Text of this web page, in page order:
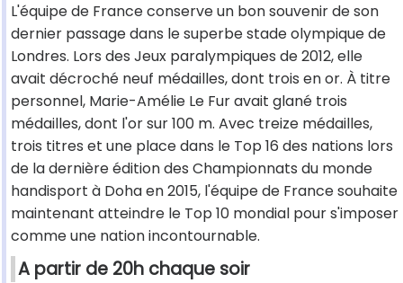
L'équipe de France conserve un bon souvenir de son
dernier passage dans le superbe stade olympique de
Londres. Lors des Jeux paralympiques de 2012, elle
avait décroché neuf médailles, dont trois en or. À titre
personnel, Marie-Amélie Le Fur avait glané trois
médailles, dont l'or sur 100 m. Avec treize médailles,
trois titres et une place dans le Top 16 des nations lors
de la dernière édition des Championnats du monde
handisport à Doha en 2015, l'équipe de France souhaite
maintenant atteindre le Top 10 mondial pour s'imposer
comme une nation incontournable.
A partir de 20h chaque soir